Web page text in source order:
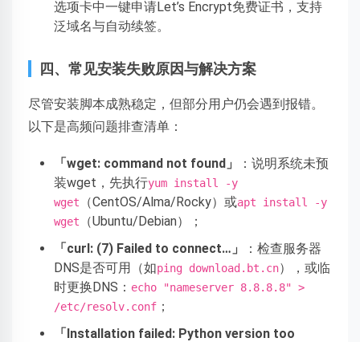
选项卡中一键申请Let’s Encrypt免费证书，支持
泛域名与自动续签。
四、常见安装失败原因与解决方案
尽管安装脚本成熟稳定，但部分用户仍会遇到报错。
以下是高频问题排查清单：
「wget: command not found」
：说明系统未预
装wget，先执行yum install -y
wget
（CentOS/Alma/Rocky）或apt install -y
wget
（Ubuntu/Debian）；
「curl: (7) Failed to connect…」
：检查服务器
DNS是否可用（如ping download.bt.cn），或临
时更换DNS： echo "nameserver 8.8.8.8" >
/etc/resolv.conf ；
「Installation failed: Python version too